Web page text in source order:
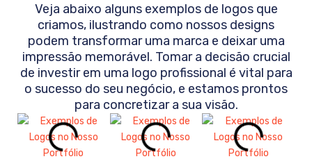
Veja abaixo alguns exemplos de logos que
criamos, ilustrando como nossos designs
podem transformar uma marca e deixar uma
impressão memorável. Tomar a decisão crucial
de investir em uma logo profissional é vital para
o sucesso do seu negócio, e estamos prontos
para concretizar a sua visão.